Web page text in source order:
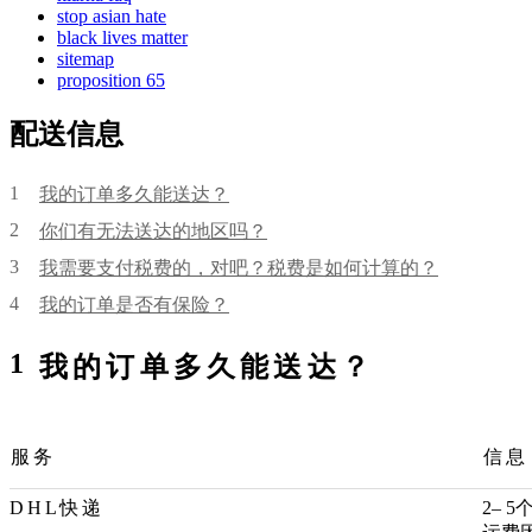
stop asian hate
black lives matter
sitemap
proposition 65
配送信息
1
我的订单多久能送达？
2
你们有无法送达的地区吗？
3
我需要支付税费的，对吧？税费是如何计算的？
4
我的订单是否有保险？
1 我的订单多久能送达？
服务 信息
DHL快递
2– 5